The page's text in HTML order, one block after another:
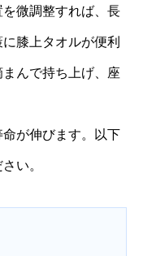
微調整すれば、長
膝上タオルが便利
んで持ち上げ、座
が伸びます。以下
い。